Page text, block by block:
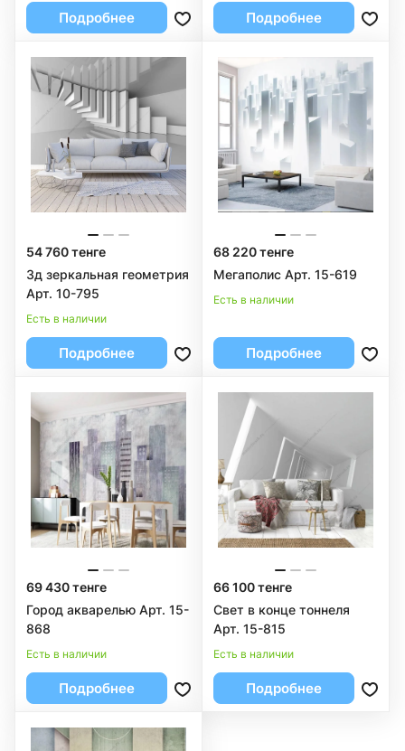
Подробнее Подробнее
54 760 тенге
3д зеркальная геометрия
Арт. 10-795
Есть в наличии
Подробнее
68 220 тенге
Мегаполис Арт. 15-619
Есть в наличии
Подробнее
69 430 тенге
Город акварелью Арт. 15-
868
Есть в наличии
Подробнее
66 100 тенге
Свет в конце тоннеля
Арт. 15-815
Есть в наличии
Подробнее